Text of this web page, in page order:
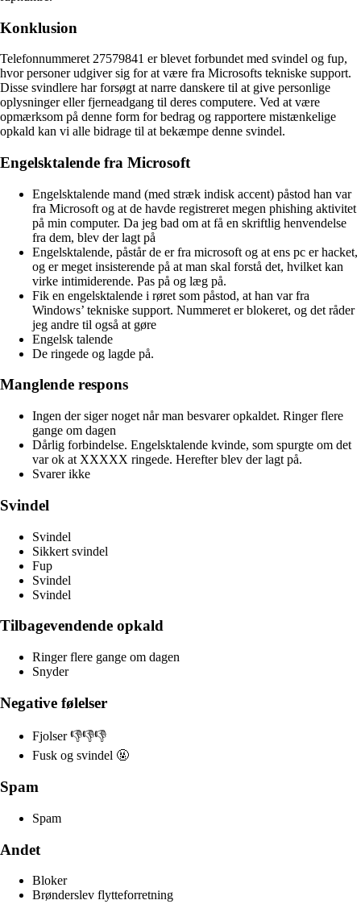
Konklusion
Telefonnummeret 27579841 er blevet forbundet med svindel og fup,
hvor personer udgiver sig for at være fra Microsofts tekniske support.
Disse svindlere har forsøgt at narre danskere til at give personlige
oplysninger eller fjerneadgang til deres computere. Ved at være
opmærksom på denne form for bedrag og rapportere mistænkelige
opkald kan vi alle bidrage til at bekæmpe denne svindel.
Engelsktalende fra Microsoft
Engelsktalende mand (med stræk indisk accent) påstod han var
fra Microsoft og at de havde registreret megen phishing aktivitet
på min computer. Da jeg bad om at få en skriftlig henvendelse
fra dem, blev der lagt på
Engelsktalende, påstår de er fra microsoft og at ens pc er hacket,
og er meget insisterende på at man skal forstå det, hvilket kan
virke intimiderende. Pas på og læg på.
Fik en engelsktalende i røret som påstod, at han var fra
Windows’ tekniske support. Nummeret er blokeret, og det råder
jeg andre til også at gøre
Engelsk talende
De ringede og lagde på.
Manglende respons
Ingen der siger noget når man besvarer opkaldet. Ringer flere
gange om dagen
Dårlig forbindelse. Engelsktalende kvinde, som spurgte om det
var ok at XXXXX ringede. Herefter blev der lagt på.
Svarer ikke
Svindel
Svindel
Sikkert svindel
Fup
Svindel
Svindel
Tilbagevendende opkald
Ringer flere gange om dagen
Snyder
Negative følelser
Fjolser 👎👎👎
Fusk og svindel 🤬
Spam
Spam
Andet
Bloker
Brønderslev flytteforretning